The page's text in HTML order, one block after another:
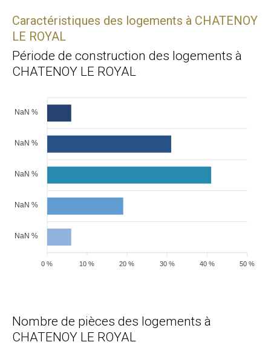
Caractéristiques des logements à CHATENOY
LE ROYAL
Période de construction des logements à
CHATENOY LE ROYAL
NaN %
NaN %
NaN %
NaN %
NaN %
50 %
40 %
30 %
20 %
10 %
0 %
Nombre de pièces des logements à
CHATENOY LE ROYAL